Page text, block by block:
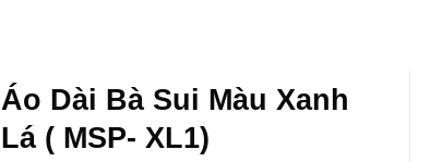
Áo Dài Bà Sui Màu Xanh
Lá ( MSP- XL1)